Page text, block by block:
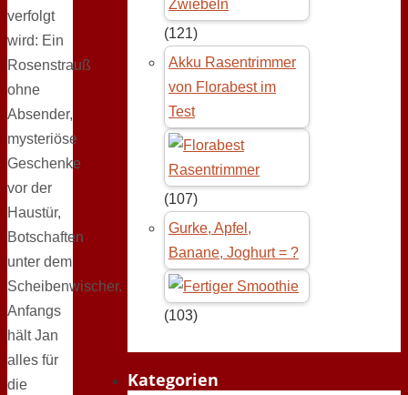
verfolgt
wird: Ein
Rosenstrauß
ohne
Absender,
mysteriöse
Geschenke
vor der
Haustür,
Botschaften
unter dem
Scheibenwischer.
Anfangs
hält Jan
alles für
die
(121)
Akku Rasentrimmer
von Florabest im
Test
(107)
Gurke, Apfel,
Banane, Joghurt = ?
(103)
Kategorien